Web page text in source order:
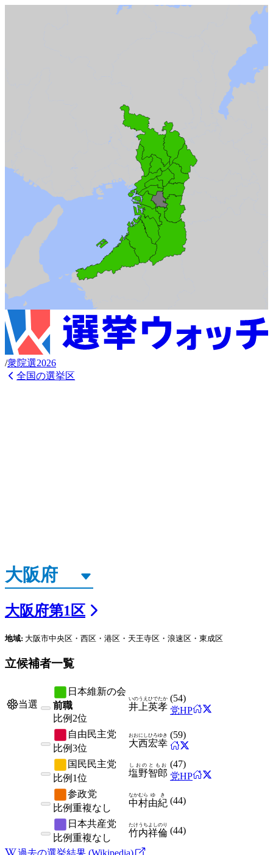
/衆院選2026
全国の選挙区
大阪府第1区
地域: 大阪市中央区・西区・港区・天王寺区・浪速区・東成区
立候補者一覧
当選
日本維新の会
前職
比例 2位
井上
いのうえ
英孝
ひでたか (54)
党HP
自由民主党
比例3位 大西
おおにし
宏幸
ひろゆき (59)
国民民主党
比例 1位 塩野
しおの
智郎
ともお (47)
党HP
参政党
比例重複なし 中村
なかむら
由紀
ゆき
(44)
日本共産党
比例重複なし 竹内
たけうち
祥倫
よしのり
(44)
過去の選挙結果 (Wikipedia)